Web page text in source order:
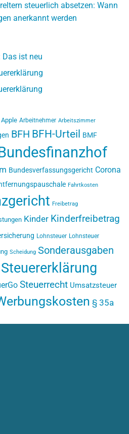
steuerlich absetzen: Wann
anerkannt werden
ist neu
Apple Arbeitnehmer Arbeitszimmer
BFH BFH-Urteil BMF
Bundesverfassungsgericht Corona
Fahrtkosten
Freibetrag
Kinder Kinderfreibetrag
Lohnsteuer Lohnsteuer
Scheidung Sonderausgaben
Steuererklärung
Steuerrecht Umsatzsteuer
§ 35a